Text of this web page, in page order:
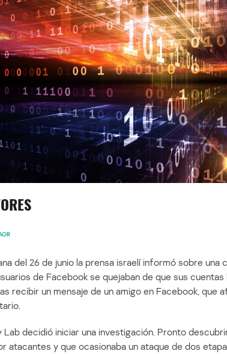
del 26 de junio la prensa israelí informó sobre una
de Facebook se quejaban de que sus
recibir un mensaje de un amigo en Facebook, que
Lab decidió iniciar una investigación. Pronto
atacantes y que ocasionaba un ataque de dos